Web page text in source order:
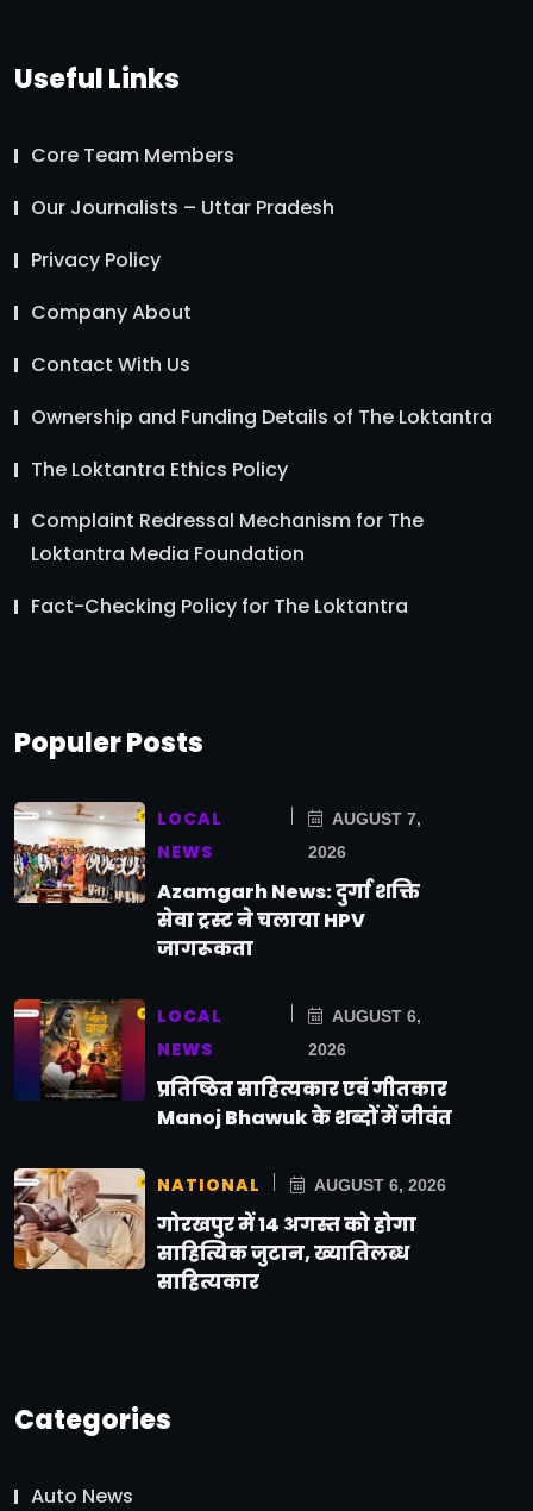
Useful Links
Core Team Members
Our Journalists – Uttar Pradesh
Privacy Policy
Company About
Contact With Us
Ownership and Funding Details of The Loktantra
The Loktantra Ethics Policy
Complaint Redressal Mechanism for The
Loktantra Media Foundation
Fact-Checking Policy for The Loktantra
Populer Posts
LOCAL
NEWS
AUGUST 7,
2026
Azamgarh News: दुर्गा शक्ति
सेवा ट्रस्ट ने चलाया HPV
जागरूकता
LOCAL
NEWS
AUGUST 6,
2026
प्रतिष्ठित साहित्यकार एवं गीतकार
Manoj Bhawuk के शब्दों में जीवंत
NATIONAL AUGUST 6, 2026
गोरखपुर में 14 अगस्त को होगा
साहित्यिक जुटान, ख्यातिलब्ध
साहित्यकार
Categories
Auto News